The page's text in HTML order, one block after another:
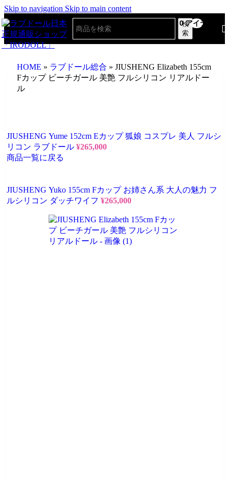
Skip to navigation Skip to main content
検
索
0アイテム
HOME » ラブドール総合 » JIUSHENG Elizabeth 155cm
Fカップ ビーチガール 美艶 フルシリコン リアルドー
ル
JIUSHENG Yume 152cm Eカップ 狐娘 コスプレ 美人 フルシ
リコン ラブドール ¥265,000
商品一覧に戻る
JIUSHENG Yuko 155cm Fカップ お姉さん系 大人の魅力 フ
ルシリコン ダッチワイフ ¥265,000